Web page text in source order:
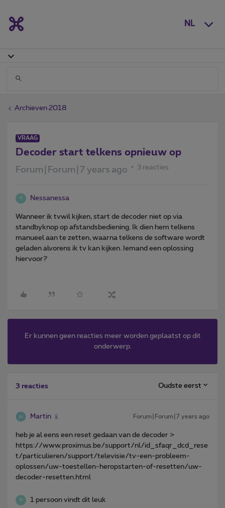
NL
Archieven 2018
VRAAG
Decoder start telkens opnieuw op
Forum|Forum|7 years ago 3 reacties
N Nessanessa
Wanneer ik tvwil kijken, start de decoder niet op via
standbyknop op afstandsbediening. Ik dien hem telkens
manueel aan te zetten, waarna telkens de software wordt
geladen alvorens ik tv kan kijken. Iemand een oplossing
hiervoor?
Er kunnen geen reacties meer worden geplaatst op dit
onderwerp.
3 reacties Oudste eerst
Martin Forum|Forum|7 years ago
heb je al eens een reset gedaan van de decoder >
https://www.proximus.be/support/nl/id_sfaqr_dcd_rese
t/particulieren/support/televisie/tv-een-probleem-
oplossen/uw-toestellen-heropstarten-of-resetten/uw-
decoder-resetten.html
W 1 persoon vindt dit leuk